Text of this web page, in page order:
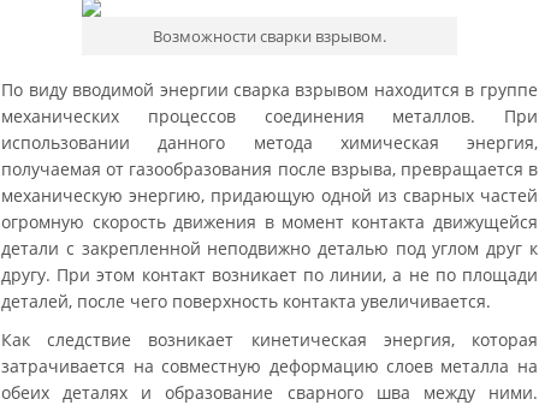
Возможности сварки взрывом.
По виду вводимой энергии сварка взрывом находится в группе
механических процессов соединения металлов. При
использовании данного метода химическая энергия,
получаемая от газообразования после взрыва, превращается в
механическую энергию, придающую одной из сварных частей
огромную скорость движения в момент контакта движущейся
детали с закрепленной неподвижно деталью под углом друг к
другу. При этом контакт возникает по линии, а не по площади
деталей, после чего поверхность контакта увеличивается.
Как следствие возникает кинетическая энергия, которая
затрачивается на совместную деформацию слоев металла на
обеих деталях и образование сварного шва между ними.